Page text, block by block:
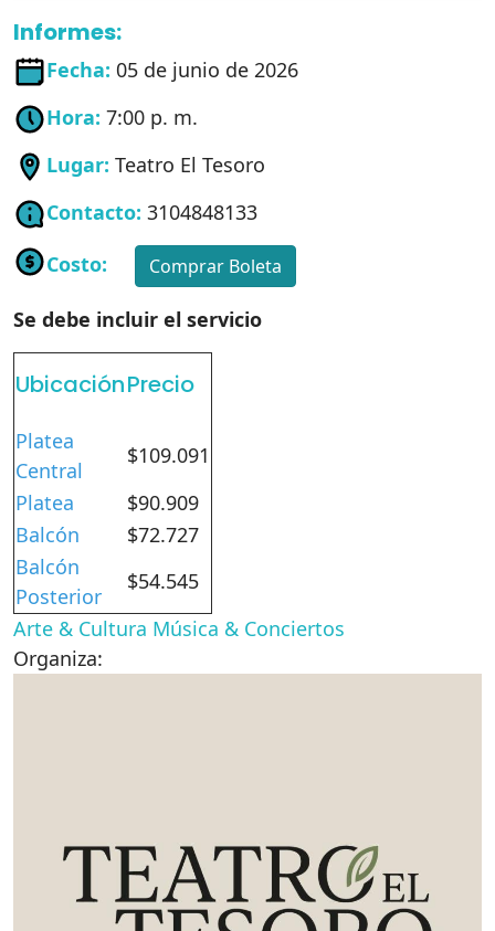
Informes:
Fecha: 05 de junio de 2026
Hora: 7:00 p. m.
Lugar: Teatro El Tesoro
Contacto: 3104848133
Costo:
Comprar Boleta
Se debe incluir el servicio
UbicaciónPrecio
Platea
Central
$109.091
Platea
$90.909
Balcón
$72.727
Balcón
Posterior
$54.545
Arte & Cultura Música & Conciertos
Organiza: